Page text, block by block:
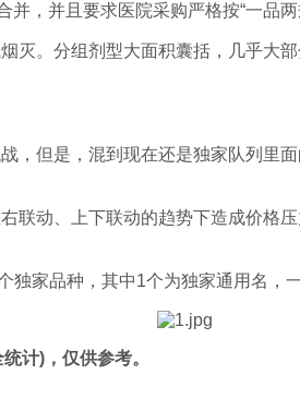
，并且要求医院采购严格按“一品两
。分组剂型大面积囊括，几乎大
，但是，混到现在还是独家队列里
联动、上下联动的趋势下造成价
家品种，其中1个为独家通用名，
计)，仅供参考。